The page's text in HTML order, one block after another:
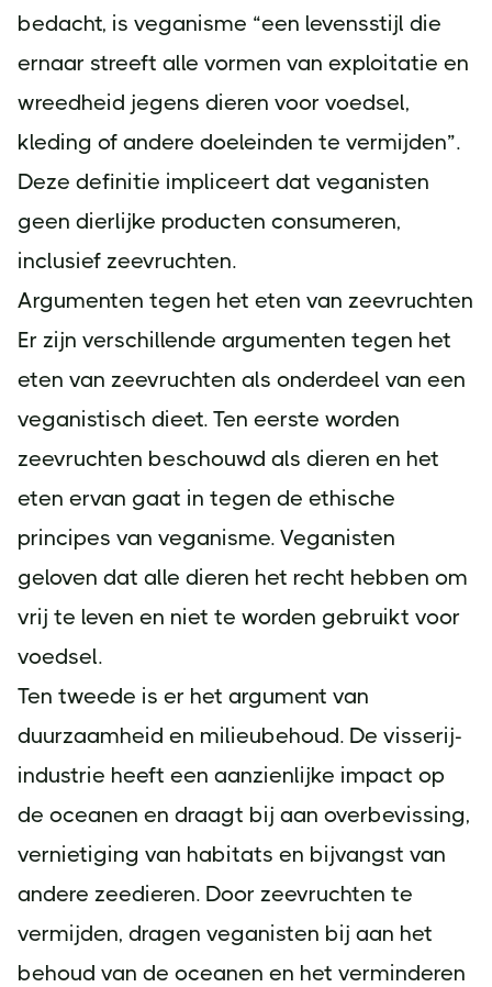
bedacht, is veganisme “een levensstijl die
ernaar streeft alle vormen van exploitatie en
wreedheid jegens dieren voor voedsel,
kleding of andere doeleinden te vermijden”.
Deze definitie impliceert dat veganisten
geen dierlijke producten consumeren,
inclusief zeevruchten.
Argumenten tegen het eten van zeevruchten
Er zijn verschillende argumenten tegen het
eten van zeevruchten als onderdeel van een
veganistisch dieet. Ten eerste worden
zeevruchten beschouwd als dieren en het
eten ervan gaat in tegen de ethische
principes van veganisme. Veganisten
geloven dat alle dieren het recht hebben om
vrij te leven en niet te worden gebruikt voor
voedsel.
Ten tweede is er het argument van
duurzaamheid en milieubehoud. De visserij-
industrie heeft een aanzienlijke impact op
de oceanen en draagt bij aan overbevissing,
vernietiging van habitats en bijvangst van
andere zeedieren. Door zeevruchten te
vermijden, dragen veganisten bij aan het
behoud van de oceanen en het verminderen